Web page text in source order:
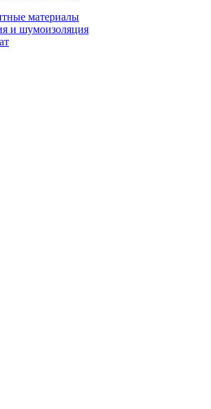
материалы
и шумоизоляция